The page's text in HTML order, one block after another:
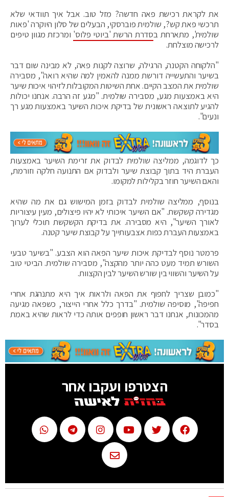
את לקראת רכישת פאה חדשה? מזל טוב. אבל איך תוודאי שלא
תרכשי פאת קש?, שולמית פוברסקי, הבעלים של סלון היוקרה 'פאות
שולמית', מתארחת בסדרת הרשת 'ביוטי פלוס' ומרכזת מגוון טיפים
לרכישה מוצלחת.
"הלקוחה הקטנה, הרגילה, שרוצה לקנות פאה, לא מבינה שום דבר
בשיער והתעשייה דורשת ממנה להאמין למה שהיא רואה", מסבירה
שולמית את המצב הקיים. אחת השיטות המקובלות לזיהוי איכות שיער
היא באמצעות מגע, מסבירה שולמית. "מגע זה הרבה. אנחנו יכולות
להגיע לתוצאה ראשונית של בדיקת איכות השיער באמצעות מגע רך
ונעים".
כך לדוגמה, ממליצה שולמית לבדוק את זרימת השיער באמצעות
העברת היד בתוך קבוצת שיער ולבדוק אם התנועה חלקה וזורמת,
והאם השיער חוזר בקלילות למקומו.
בנוסף, ממליצה שולמית לבדוק בזמן המישוש גם את מה שהיא
מגדירה קשקשת. "אם השיער איכותי לא יהיו פיצולים, מעין עיצוריות
לאורך השיער", היא מסבירה. את בדיקת הקשקשת תוכלי לערוך
באמצעות העברת כפות אצבעותייך על קבוצת שיער קטנה.
פרמטר נוסף לבדיקת איכות שיער הפאה הוא הצבע. "בשיער טבעי
השורש תמיד מעט כהה יותר מהקצה", מסבירה שולמית. הביטי טוב
על השיער והשווי בין שורש השיער לבין הקצוות.
"כמובן שצריך לחפוף את הפאה ולראות איך היא מתנהגת אחרי
חפיפה", מוסיפה שולמית. "בדרך כלל אחרי הייצור, כשפאה מגיעה
מהמכונות, אנחנו דבר ראשון חופפים אותה כדי לראות שהיא באמת
בסדר".
הצטרפו ועקבו אחר